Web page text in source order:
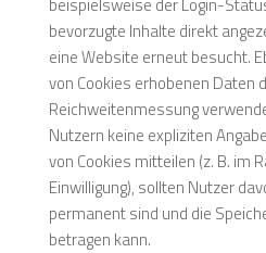
bevorzugte Inhalte direkt
eine Website erneut besucht.
von Cookies erhobenen Daten
Reichweitenmessung
Nutzern keine expliziten
von Cookies mitteilen (z. B. im
Einwilligung), sollten Nutzer
permanent sind und die
betragen kann.